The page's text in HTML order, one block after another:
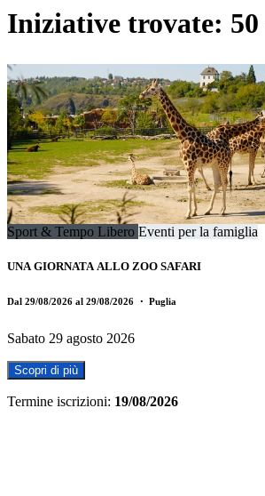
Iniziative trovate: 50
Sport & Tempo Libero Eventi per la famiglia
UNA GIORNATA ALLO ZOO SAFARI
Dal 29/08/2026 al 29/08/2026 ・ Puglia
Sabato 29 agosto 2026
Scopri di più
Termine iscrizioni: 19/08/2026